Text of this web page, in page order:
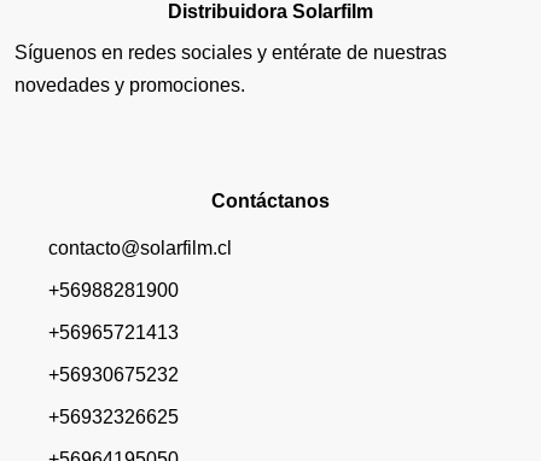
Distribuidora Solarfilm
Síguenos en redes sociales y entérate de nuestras
novedades y promociones.
Contáctanos
contacto@solarfilm.cl
+56988281900
+56965721413
+56930675232
+56932326625